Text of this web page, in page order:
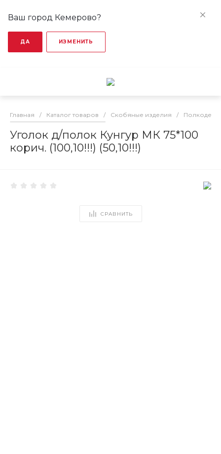
Ваш город Кемерово?
ДА ИЗМЕНИТЬ
Главная / Каталог товаров / Скобяные изделия /
Уголок д/полок Кунгур МК 75*100
корич. (100,10!!!) (50,10!!!)
СРАВНИТЬ